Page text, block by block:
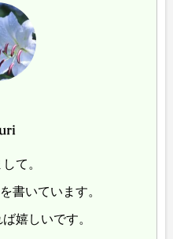
て。
書いています。
嬉しいです。